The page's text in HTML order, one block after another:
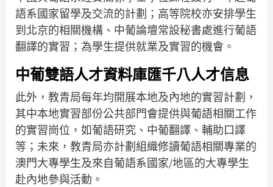
語系國家留學及交流的計劃；高等院校亦安排學生
到北京的相關機構、中葡論壇常設秘書處進行葡語
翻譯的實習；為學生提供就業及實習的機會。
中葡雙語人才資料庫匯千八人才信息
此外，教青局每年均開展本地及內地的實習計劃，
其中本地實習部份公共部門會提供與葡語相關工作
的實習崗位，如葡語研究、中葡翻譯、輔助口譯
等；未來，教青局亦計劃組織修讀葡語相關專業的
澳門大專學生及來自葡語系國家/地區的大專學生
赴內地參與活動。